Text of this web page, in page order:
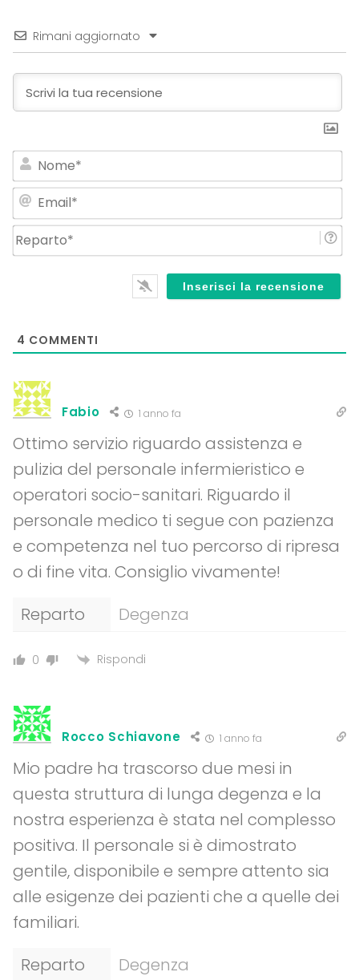
Rimani aggiornato
4 COMMENTI
Fabio 1 anno fa
Ottimo servizio riguardo assistenza e
pulizia del personale infermieristico e
operatori socio-sanitari. Riguardo il
personale medico ti segue con pazienza
e competenza nel tuo percorso di ripresa
o di fine vita. Consiglio vivamente!
Reparto
Degenza
0 Rispondi
Rocco Schiavone 1 anno fa
Mio padre ha trascorso due mesi in
questa struttura di lunga degenza e la
nostra esperienza è stata nel complesso
positiva. Il personale si è dimostrato
gentile, disponibile e sempre attento sia
alle esigenze dei pazienti che a quelle dei
familiari.
Reparto
Degenza